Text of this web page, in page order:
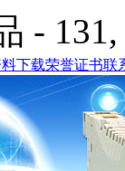
-
下载荣誉证书联